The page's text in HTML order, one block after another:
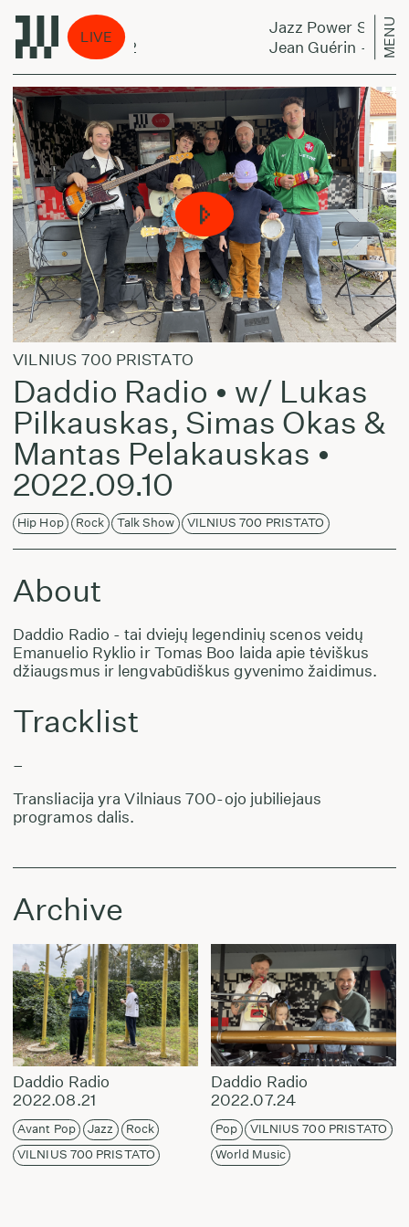
LIVE
Power Shower:
Guérin - Triptik 2
Jazz Power Shower:
Jean Guérin -
MENU
VILNIUS 700 PRISTATO
Daddio Radio • w/ Lukas
Pilkauskas, Simas Okas &
Mantas Pelakauskas •
2022.09.10
Hip Hop Rock Talk Show VILNIUS 700 PRISTATO
About
Daddio Radio - tai dviejų legendinių scenos veidų
Emanuelio Ryklio ir Tomas Boo laida apie tėviškus
džiaugsmus ir lengvabūdiškus gyvenimo žaidimus.
Tracklist
–
Transliacija yra Vilniaus 700-ojo jubiliejaus
programos dalis.
Archive
Daddio Radio
2022.08.21
Avant Pop Jazz
Rock
VILNIUS 700 PRISTATO
Daddio Radio
2022.07.24
Pop
VILNIUS 700 PRISTATO
World Music